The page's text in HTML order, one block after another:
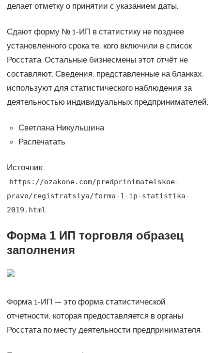
делает отметку о принятии с указанием даты.
Сдают форму № 1-ИП в статистику не позднее
установленного срока те, кого включили в список
Росстата. Остальные бизнесмены этот отчёт не
составляют. Сведения, представленные на бланках,
используют для статистического наблюдения за
деятельностью индивидуальных предпринимателей.
Светлана Никульшина
Распечатать
Источник:
https://ozakone.com/predprinimatelskoe-
pravo/registratsiya/forma-1-ip-statistika-
2019.html
Форма 1 ИП торговля образец
заполнения
Форма 1-ИП — это форма статистической
отчетности, которая предоставляется в органы
Росстата по месту деятельности предпринимателя.